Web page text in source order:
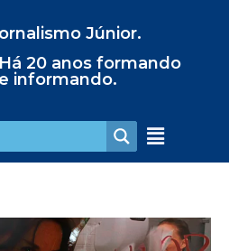
Júnior.
Há 20 anos formando
e informando.